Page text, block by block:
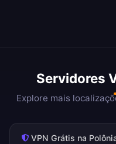
Servidores
Explore mais
VPN Grátis na